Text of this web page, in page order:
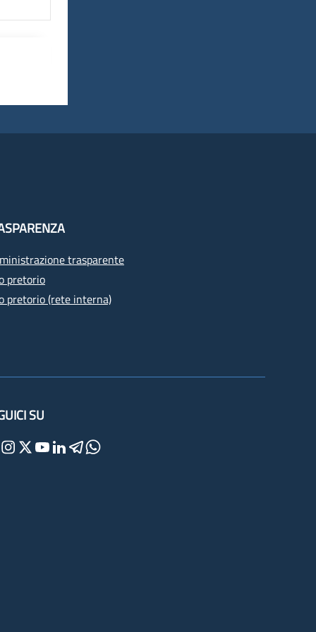
trasparente
pretorio
pretorio (rete interna)
SU